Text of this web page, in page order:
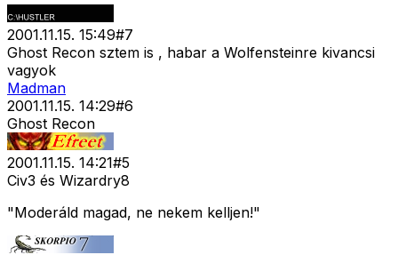
2001.11.15. 15:49#7
Ghost Recon sztem is , habar a Wolfensteinre kivancsi
vagyok
Madman
2001.11.15. 14:29#6
Ghost Recon
2001.11.15. 14:21#5
Civ3 és Wizardry8
"Moderáld magad, ne nekem kelljen!"